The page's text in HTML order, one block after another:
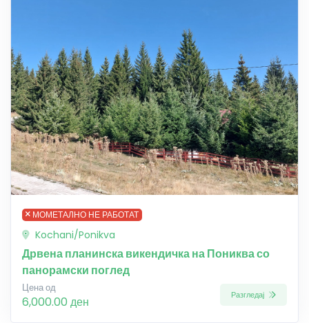
МОМЕТАЛНО НЕ РАБОТАТ
Kochani/Ponikva
Дрвена планинска викендичка на Пониква со
панорамски поглед
Цена од
6,000.00 ден Разгледај